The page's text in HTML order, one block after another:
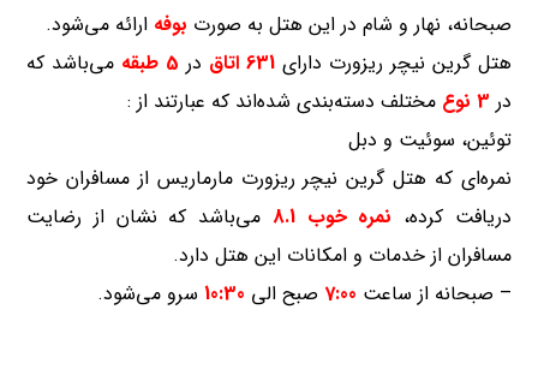
صبحانه، نهار و شام در این هتل به صورت بوفه ارائه می‌شود.
هتل گرین نیچر ریزورت دارای 631 اتاق در 5 طبقه
می‌باشد که
در 3 نوع
مختلف دسته‌بندی شده‌اند که عبارتند از :
توئین، سوئیت و دبل
نمره‌ای که هتل گرین نیچر ریزورت مارماریس از مسافران خود
دریافت کرده، نمره خوب 8.1
می‌باشد که نشان از رضایت
مسافران از خدمات و امکانات این هتل دارد.
– صبحانه از ساعت 7:00 صبح الی 10:30 سرو می‌شود.